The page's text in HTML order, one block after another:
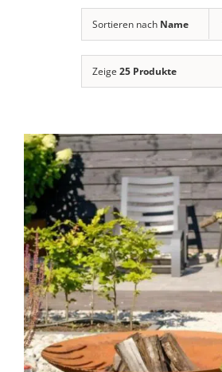
Sortieren nach Name
Zeige 25 Produkte
AUSFÜHRUNG WÄHLEN
DETAILS